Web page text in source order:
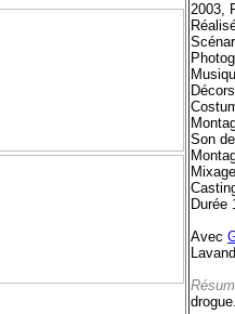
2003,
Son
Durée
Avec